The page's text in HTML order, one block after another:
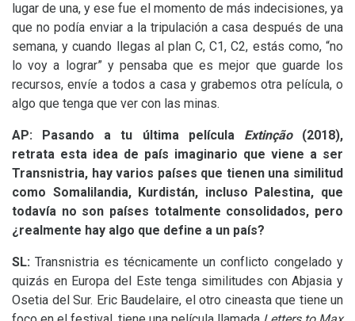
lugar de una, y ese fue el momento de más indecisiones, ya
que no podía enviar a la tripulación a casa después de una
semana, y cuando llegas al plan C, C1, C2, estás como, “no
lo voy a lograr” y pensaba que es mejor que guarde los
recursos, envíe a todos a casa y grabemos otra película, o
algo que tenga que ver con las minas.
AP: Pasando a tu última película Extinção (2018),
retrata esta idea de país imaginario que viene a ser
Transnistria, hay varios países que tienen una similitud
como Somalilandia, Kurdistán, incluso Palestina, que
todavía no son países totalmente consolidados, pero
¿realmente hay algo que define a un país?
SL: Transnistria es técnicamente un conflicto congelado y
quizás en Europa del Este tenga similitudes con Abjasia y
Osetia del Sur. Eric Baudelaire, el otro cineasta que tiene un